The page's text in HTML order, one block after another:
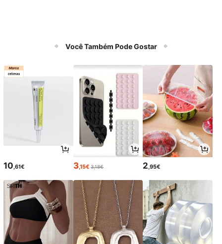
Você Também Pode Gostar
10 ,61€ 3,15€ 3,18€ 2 ,95€